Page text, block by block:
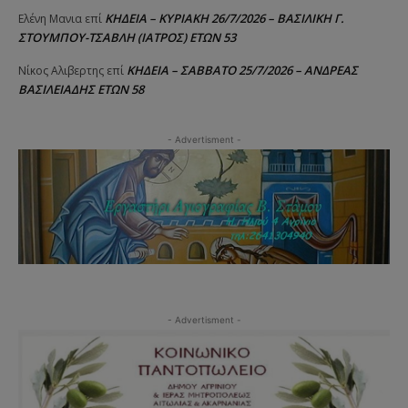
Ελένη Μανια επί ΚΗΔΕΙΑ – ΚΥΡΙΑΚΗ 26/7/2026 – ΒΑΣΙΛΙΚΗ Γ.
ΣΤΟΥΜΠΟΥ-ΤΣΑΒΛΗ (ΙΑΤΡΟΣ) ΕΤΩΝ 53
Νίκος Αλιβερτης επί ΚΗΔΕΙΑ – ΣΑΒΒΑΤΟ 25/7/2026 – ΑΝΔΡΕΑΣ
ΒΑΣΙΛΕΙΑΔΗΣ ΕΤΩΝ 58
- Advertisment -
- Advertisment -